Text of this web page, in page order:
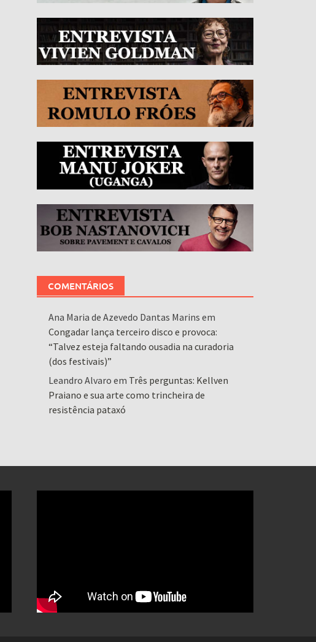
COMENTÁRIOS
Ana Maria de Azevedo Dantas Marins em
Congadar lança terceiro disco e provoca:
“Talvez esteja faltando ousadia na curadoria
(dos festivais)”
Leandro Alvaro em Três perguntas: Kellven
Praiano e sua arte como trincheira de
resistência pataxó